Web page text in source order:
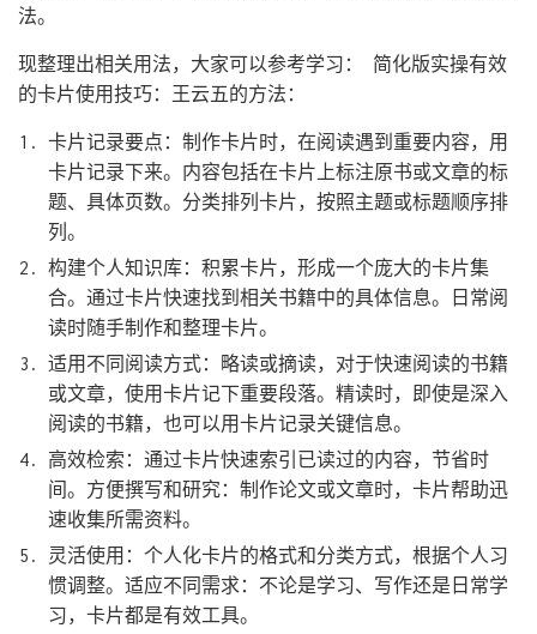
法。
现整理出相关用法，大家可以参考学习： 简化版实操有效
的卡片使用技巧：王云五的方法：
卡片记录要点：制作卡片时，在阅读遇到重要内容，用
卡片记录下来。内容包括在卡片上标注原书或文章的标
题、具体页数。分类排列卡片，按照主题或标题顺序排
列。
构建个人知识库：积累卡片，形成一个庞大的卡片集
合。通过卡片快速找到相关书籍中的具体信息。日常阅
读时随手制作和整理卡片。
适用不同阅读方式：略读或摘读，对于快速阅读的书籍
或文章，使用卡片记下重要段落。精读时，即使是深入
阅读的书籍，也可以用卡片记录关键信息。
高效检索：通过卡片快速索引已读过的内容，节省时
间。方便撰写和研究：制作论文或文章时，卡片帮助迅
速收集所需资料。
灵活使用：个人化卡片的格式和分类方式，根据个人习
惯调整。适应不同需求：不论是学习、写作还是日常学
习，卡片都是有效工具。